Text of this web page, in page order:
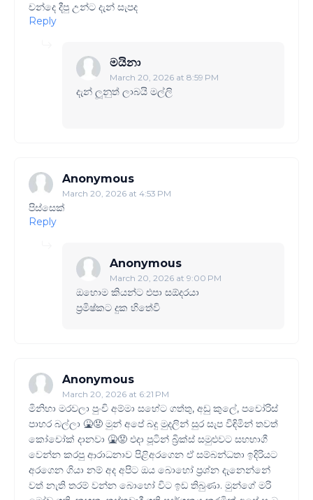
චන්දෙ දීපු උන්ට දැන් සැපද
Reply
මයිනා
March 20, 2026 at 8:59 PM
දැන් ලූනුත් ලාබයි මල්ලි
Anonymous
March 20, 2026 at 4:53 PM
පිස්සෙක්
Reply
Anonymous
March 20, 2026 at 9:00 PM
ඔහොම කියන්ට එපා සඕදරයා
ප්‍රමිෂ්කට දුක හිතේවි
Anonymous
March 20, 2026 at 6:21 PM
මිනිහා මරවලා පුංචි අම්මා සහේට ගත්තු, අඩු කුලේ, පචෝරිස්
පාහර බල්ලා 🤮😡 මුන් අපේ බදු මුදලින් සුර සැප විඳිමින් තවත්
කෝචෝක් දානවා 🤮😡 එදා පූටින් බ්‍රික්ස් සමුළුවට සහභාගී
වෙන්න කරපු ආරාධනාව පිළිඅරගෙන ඒ සම්බන්ධතා ඉදිරියට
අරගෙන ගියා නම් අද අපිට ඔය බොහෝ ප්‍රශ්න දැනෙන්නේ
වත් නැති තරම් වන්න බොහෝ විට ඉඩ තිබුණා. මුන්ගේ මරි